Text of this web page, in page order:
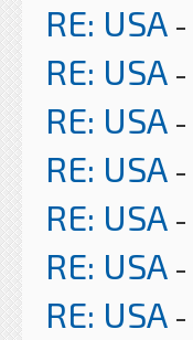
RE: USA -
RE: USA -
RE: USA -
RE: USA -
RE: USA -
RE: USA -
RE: USA -